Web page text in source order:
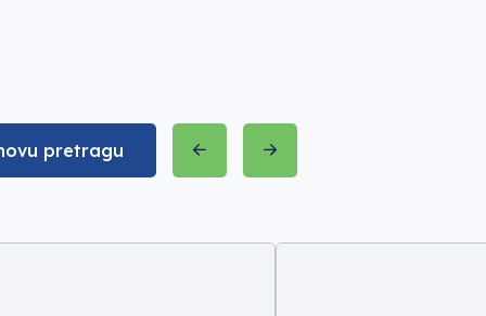
pretragu